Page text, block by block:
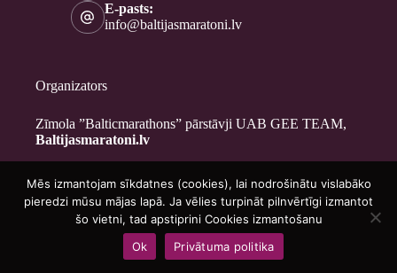
E-pasts:
info@baltijasmaratoni.lv
Organizators
Zīmola ”Balticmarathons” pārstāvji UAB GEE TEAM,
Baltijasmaratoni.lv
Kontakti
Par mums
Brīvprātīgajiem
Privātuma politika
Copyright © 2026 - Baltijasmaratoni.lv
Mēs izmantojam sīkdatnes (cookies), lai nodrošinātu vislabāko
pieredzi mūsu mājas lapā. Ja vēlies turpināt pilnvērtīgi izmantot
šo vietni, tad apstiprini Cookies izmantošanu
Ok
Privātuma politika